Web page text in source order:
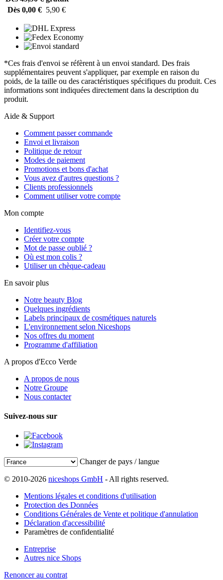
Dès 0,00 € 5,90 €
*Ces frais d'envoi se réfèrent à un envoi standard. Des frais
supplémentaires peuvent s'appliquer, par exemple en raison du
poids, de la taille ou des caractéristiques spécifiques du produit. Ces
informations sont indiquées directement dans la description du
produit.
Aide & Support
Comment passer commande
Envoi et livraison
Politique de retour
Modes de paiement
Promotions et bons d'achat
Vous avez d'autres questions ?
Clients professionnels
Comment utiliser votre compte
Mon compte
Identifiez-vous
Créer votre compte
Mot de passe oublié ?
Où est mon colis ?
Utiliser un chèque-cadeau
En savoir plus
Notre beauty Blog
Quelques ingrédients
Labels principaux de cosmétiques naturels
L'environnement selon Niceshops
Nos offres du moment
Programme d'affiliation
A propos d'Ecco Verde
A propos de nous
Notre Groupe
Nous contacter
Suivez-nous sur
Changer de pays / langue
© 2010-2026 niceshops GmbH - All rights reserved.
Mentions légales et conditions d'utilisation
Protection des Données
Conditions Générales de Vente et politique d'annulation
Déclaration d'accessibilité
Paramètres de confidentialité
Entreprise
Autres nice Shops
Renoncer au contrat